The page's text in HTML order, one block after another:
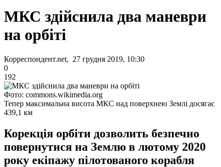
МКС здійснила два маневри
на орбіті
Корреспондент.net, 27 грудня 2019, 10:30
0
192
Фото: commons.wikimedia.org
Тепер максимальна висота МКС над поверхнею Землі досягає
439,1 км
Корекція орбіти дозволить безпечно
повернутися на Землю в лютому 2020
року екіпажу пілотованого корабля